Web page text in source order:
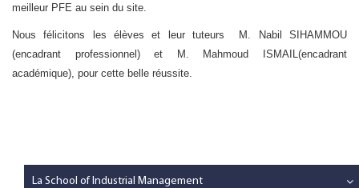
meilleur PFE au sein du site.
Nous félicitons les élèves et leur tuteurs M. Nabil SIHAMMOU
(encadrant professionnel) et M. Mahmoud ISMAIL(encadrant
académique), pour cette belle réussite.
La School of Industrial Management